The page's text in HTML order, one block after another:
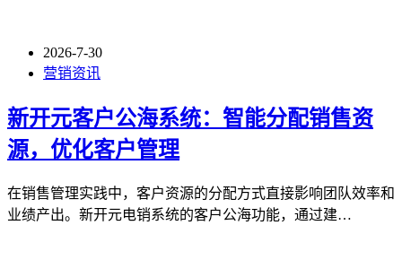
2026-7-30
营销资讯
新开元客户公海系统：智能分配销售资
源，优化客户管理
在销售管理实践中，客户资源的分配方式直接影响团队效率和
业绩产出。新开元电销系统的客户公海功能，通过建…